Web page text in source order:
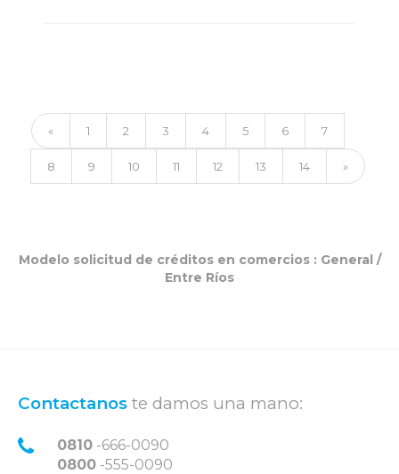
« 1 2 3 4 5 6 7
8 9 10 11 12 13 14 »
Modelo solicitud de créditos en comercios : General /
Entre Ríos
Contactanos te damos una mano:
0810 -666-0090
0800 -555-0090